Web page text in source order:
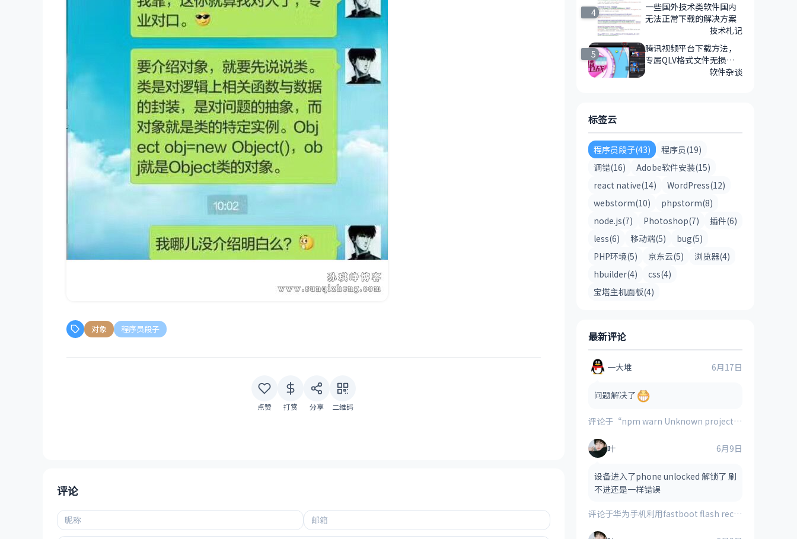
对象 程序员段子
点赞 打赏 分享 二维码
评论
4
一些国外技术类软件国内
无法正常下载的解决方案
技术札记
5
腾讯视频平台下载方法，
专属QLV格式文件无损快
速提取MP4文件的方法
软件杂谈
标签云
程序员段子(43)
程序员(19)
调错(16)
Adobe软件安装(15)
react native(14)
WordPress(12)
webstorm(10)
phpstorm(8)
node.js(7)
Photoshop(7)
插件(6)
less(6)
移动端(5)
bug(5)
PHP环境(5)
京东云(5)
浏览器(4)
hbuilder(4)
css(4)
宝塔主机面板(4)
最新评论
一大堆 6月17日
问题解决了
评论于 “npm warn Unknown project config “electron_mirror”. This will stop working in the next major version of npm”的解决方案
叶 6月9日
设备进入了phone unlocked 解锁了 刷
不进还是一样错误
评论于华为手机利用fastboot flash recovery_ramdisk **.img刷入的第三方recovery时提示“FAILED(remote:image verification error)”的解决方法